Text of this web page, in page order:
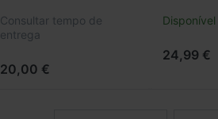
Consultar tempo de
entrega
20,00 €
Disponível
24,99 €